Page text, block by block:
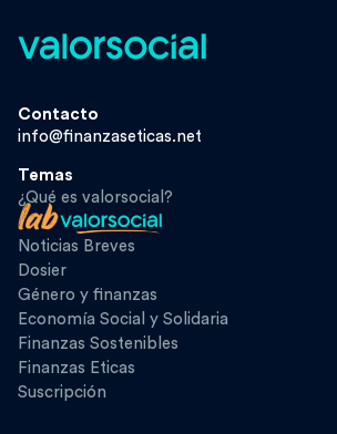
Contacto
info@finanzaseticas.net
Temas
¿Qué es valorsocial?
Noticias Breves
Dosier
Género y finanzas
Economía Social y Solidaria
Finanzas Sostenibles
Finanzas Eticas
Suscripción